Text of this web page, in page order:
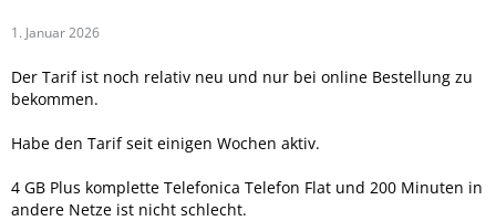
1. Januar 2026
Der Tarif ist noch relativ neu und nur bei online Bestellung zu
bekommen.
Habe den Tarif seit einigen Wochen aktiv.
4 GB Plus komplette Telefonica Telefon Flat und 200 Minuten in
andere Netze ist nicht schlecht.